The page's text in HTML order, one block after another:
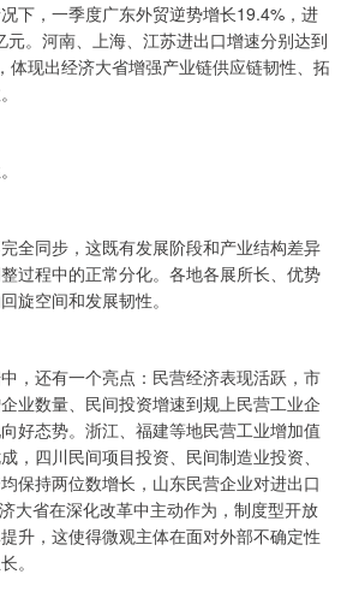
下，一季度广东外贸逆势增长19.4%，进
。河南、上海、江苏进出口增速分别达到
体现出经济大省增强产业链供应链韧性、拓
全同步，这既有发展阶段和产业结构差异
过程中的正常分化。各地各展所长、优势
旋空间和发展韧性。
，还有一个亮点：民营经济表现活跃，市
业数量、民间投资增速到规上民营工业企
好态势。浙江、福建等地民营工业增加值
，四川民间项目投资、民间制造业投资、
保持两位数增长，山东民营企业对进出口
大省在深化改革中主动作为，制度型开放
升，这使得微观主体在面对外部不确定性
。